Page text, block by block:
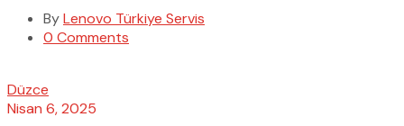
ByLenovo Türkiye Servis
0 Comments
Düzce
Nisan 6, 2025